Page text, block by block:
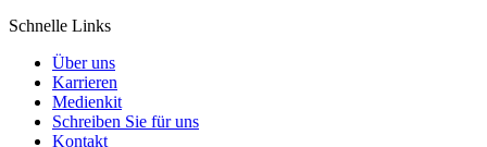
Schnelle Links
Über uns
Karrieren
Medienkit
Schreiben Sie für uns
Kontakt